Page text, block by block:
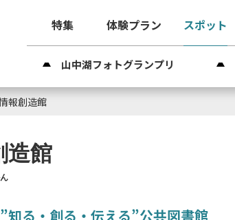
特集 体験プラン スポット
山中湖フォトグランプリ
報創造館
造館
る・創る・伝える”公共図書館